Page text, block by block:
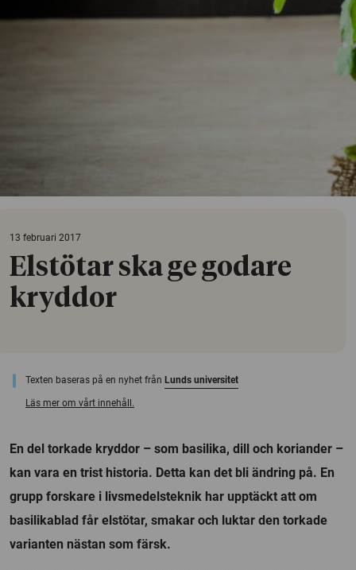
13 februari 2017
Elstötar ska ge godare
kryddor
Texten baseras på en nyhet från Lunds universitet
Läs mer om vårt innehåll.
En del torkade kryddor – som basilika, dill och koriander –
kan vara en trist historia. Detta kan det bli ändring på. En
grupp forskare i livsmedelsteknik har upptäckt att om
basilikablad får elstötar, smakar och luktar den torkade
varianten nästan som färsk.